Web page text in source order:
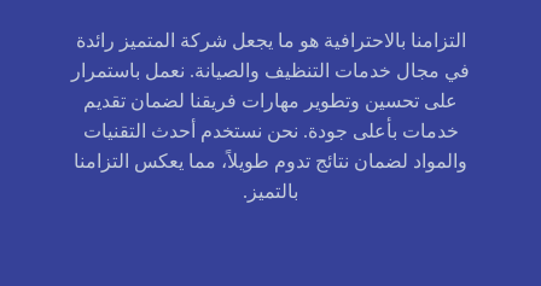
التزامنا بالاحترافية هو ما يجعل شركة المتميز رائدة
في مجال خدمات التنظيف والصيانة. نعمل باستمرار
على تحسين وتطوير مهارات فريقنا لضمان تقديم
خدمات بأعلى جودة. نحن نستخدم أحدث التقنيات
والمواد لضمان نتائج تدوم طويلاً، مما يعكس التزامنا
بالتميز.